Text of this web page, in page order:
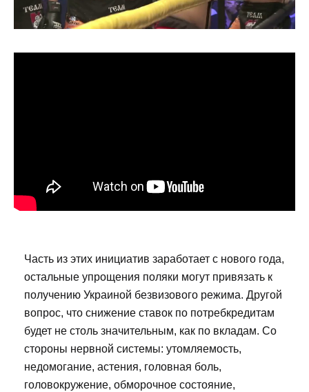
Часть из этих инициатив заработает с нового года,
остальные упрощения поляки могут привязать к
получению Украиной безвизового режима. Другой
вопрос, что снижение ставок по потребкредитам
будет не столь значительным, как по вкладам. Со
стороны нервной системы: утомляемость,
недомогание, астения, головная боль,
головокружение, обморочное состояние,